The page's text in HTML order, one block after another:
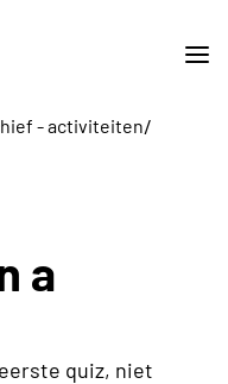
- activiteiten/
a
quiz, niet